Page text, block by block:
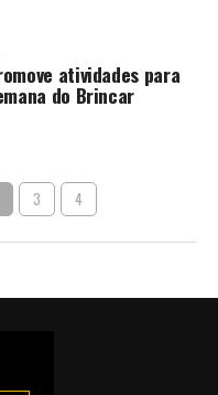
atividades para
do Brincar
3 4